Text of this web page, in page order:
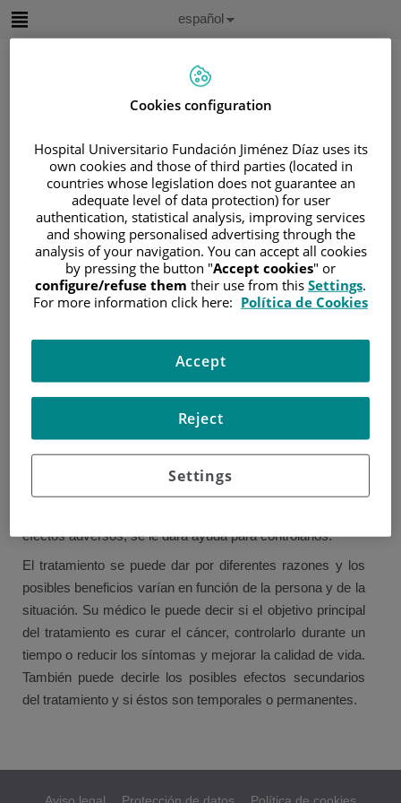
Selector
de
idioma
Idioma
Activo
Español
/ÁREA DEL PACIENTE
/SOBRE EL CÁNCER
/INFORMACIÓN Y SOPORTE AL PACIENTE
TIPOS DE CÁNCER
/ÁREA DE CÁNCER DE CABEZA Y CUELLO
/BENEFICIOS Y DESVENTAJAS DEL
Beneficios y desventajas del
Puede tener miedo del tratamiento para el cáncer por los
efectos secundarios que pueda padecer. Aunque los
efectos adversos, se le dará ayuda para controlarlos.
El tratamiento se puede dar por diferentes razones y los
posibles beneficios varían en función de la persona y de la
situación. Su médico le puede decir si el objetivo principal
del tratamiento es curar el cáncer, controlarlo durante un
tiempo o reducir los síntomas y mejorar la calidad de vida.
También puede decirle los posibles efectos secundarios
del tratamiento y si éstos son temporales o permanentes.
Cookies configuration
Hospital Universitario Fundación Jiménez Díaz uses its
own cookies and those of third parties (located in
countries whose legislation does not guarantee an
adequate level of data protection) for user
authentication, statistical analysis, improving services
and showing personalised advertising through the
analysis of your navigation. You can accept all cookies
by pressing the button "Accept cookies" or
configure/refuse them their use from this Settings.
For more information click here: Política de Cookies
Settings
Reject
Accept